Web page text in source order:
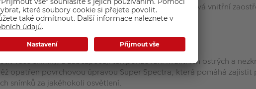
filmy, které jsou stále ostře zaostřené. Objektiv používá vnitřní
s minimálním rozmazáním.
vaše snímky, a zabezpečují tak pořizování kvalitních ostrých a
povrchovou úpravou Super Spectra, která pomáhá zajistit
snímků za jakéhokoli osvětlení.